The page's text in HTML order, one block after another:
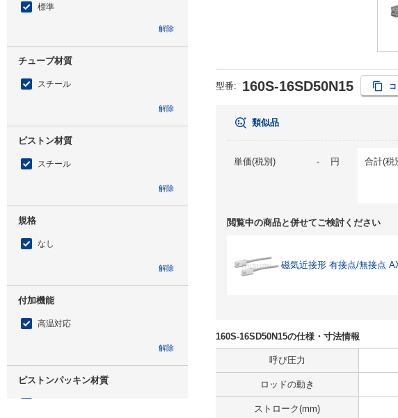
標準
解除
チューブ材質
スチール
解除
ピストン材質
スチール
解除
規格
なし
解除
付加機能
高温対応
解除
ピストンパッキン材質
型番: 160S-16SD50N15
類似品
単価(税別) - 円 合計(税
閲覧中の商品と併せてご検討ください
磁気近接形 有接点/無接点
160S-16SD50N15の仕様・寸法情報
呼び圧力
ロッドの動き
ストローク(mm)